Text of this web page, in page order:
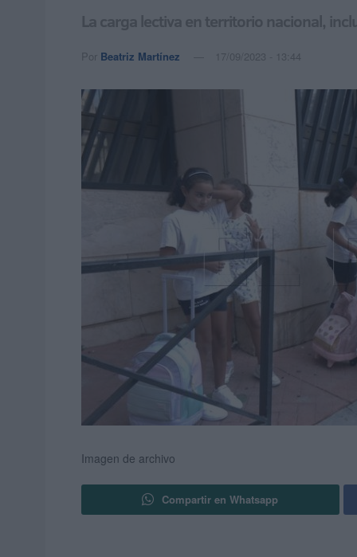
La carga lectiva en territorio nacional,
Por Beatriz Martínez 17/09/2023 - 13:44
Imagen de archivo
Compartir en Whatsapp